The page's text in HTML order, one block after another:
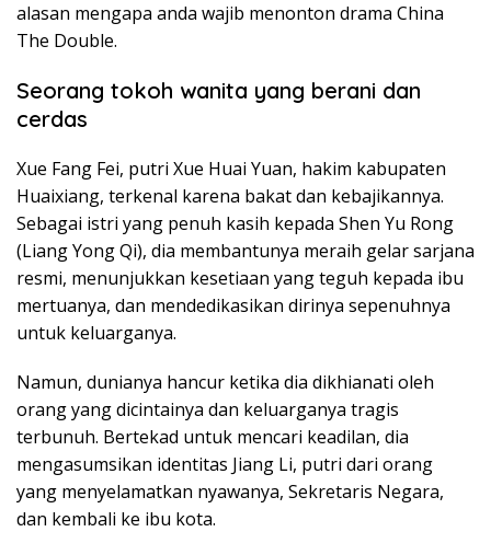
alasan mengapa anda wajib menonton drama China
The Double.
Seorang tokoh wanita yang berani dan
cerdas
Xue Fang Fei, putri Xue Huai Yuan, hakim kabupaten
Huaixiang, terkenal karena bakat dan kebajikannya.
Sebagai istri yang penuh kasih kepada Shen Yu Rong
(Liang Yong Qi), dia membantunya meraih gelar sarjana
resmi, menunjukkan kesetiaan yang teguh kepada ibu
mertuanya, dan mendedikasikan dirinya sepenuhnya
untuk keluarganya.
Namun, dunianya hancur ketika dia dikhianati oleh
orang yang dicintainya dan keluarganya tragis
terbunuh. Bertekad untuk mencari keadilan, dia
mengasumsikan identitas Jiang Li, putri dari orang
yang menyelamatkan nyawanya, Sekretaris Negara,
dan kembali ke ibu kota.